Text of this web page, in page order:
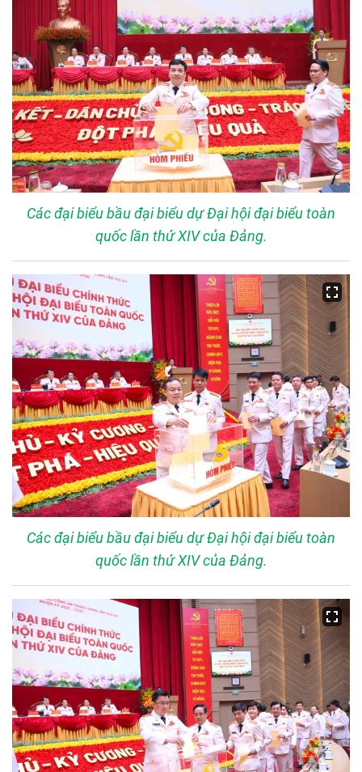
Các đại biểu bầu đại biểu dự Đại hội đại biểu toàn
quốc lần thứ XIV của Đảng.
Các đại biểu bầu đại biểu dự Đại hội đại biểu toàn
quốc lần thứ XIV của Đảng.